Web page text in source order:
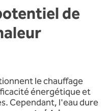
de
le chauffage
énergétique et
Cependant, l'eau dure